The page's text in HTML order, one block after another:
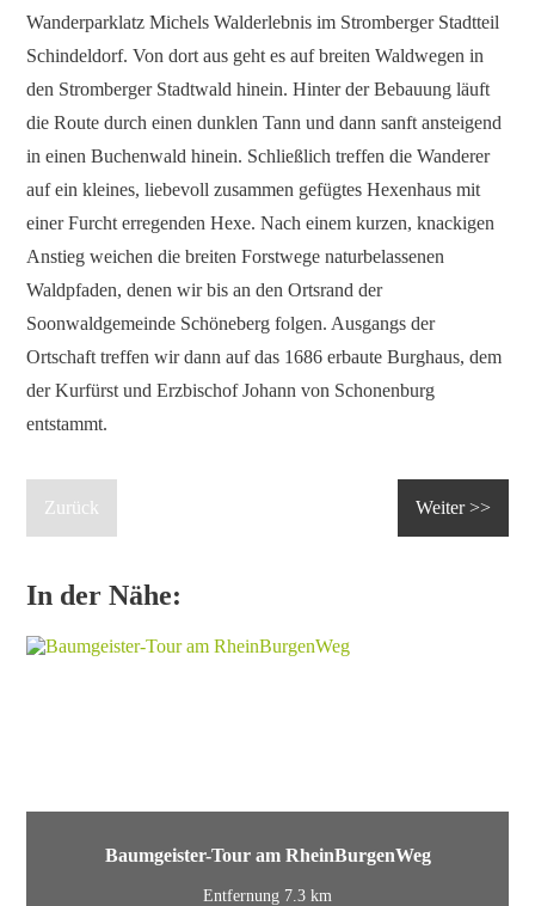
Wanderparklatz Michels Walderlebnis im Stromberger Stadtteil
Schindeldorf. Von dort aus geht es auf breiten Waldwegen in
den Stromberger Stadtwald hinein. Hinter der Bebauung läuft
die Route durch einen dunklen Tann und dann sanft ansteigend
in einen Buchenwald hinein. Schließlich treffen die Wanderer
auf ein kleines, liebevoll zusammen gefügtes Hexenhaus mit
einer Furcht erregenden Hexe. Nach einem kurzen, knackigen
Anstieg weichen die breiten Forstwege naturbelassenen
Waldpfaden, denen wir bis an den Ortsrand der
Soonwaldgemeinde Schöneberg folgen. Ausgangs der
Ortschaft treffen wir dann auf das 1686 erbaute Burghaus, dem
der Kurfürst und Erzbischof Johann von Schonenburg
entstammt.
Zurück Weiter >>
In der Nähe:
Baumgeister-Tour am RheinBurgenWeg
Entfernung 7.3 km